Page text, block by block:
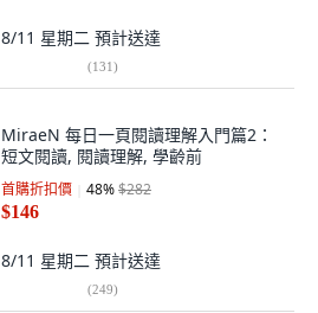
8/11 星期二 預計送達
(131)
MiraeN 每日一頁閱讀理解入門篇2：
短文閱讀, 閱讀理解, 學齡前
首購折扣價 48%$282
$146
8/11 星期二 預計送達
(249)